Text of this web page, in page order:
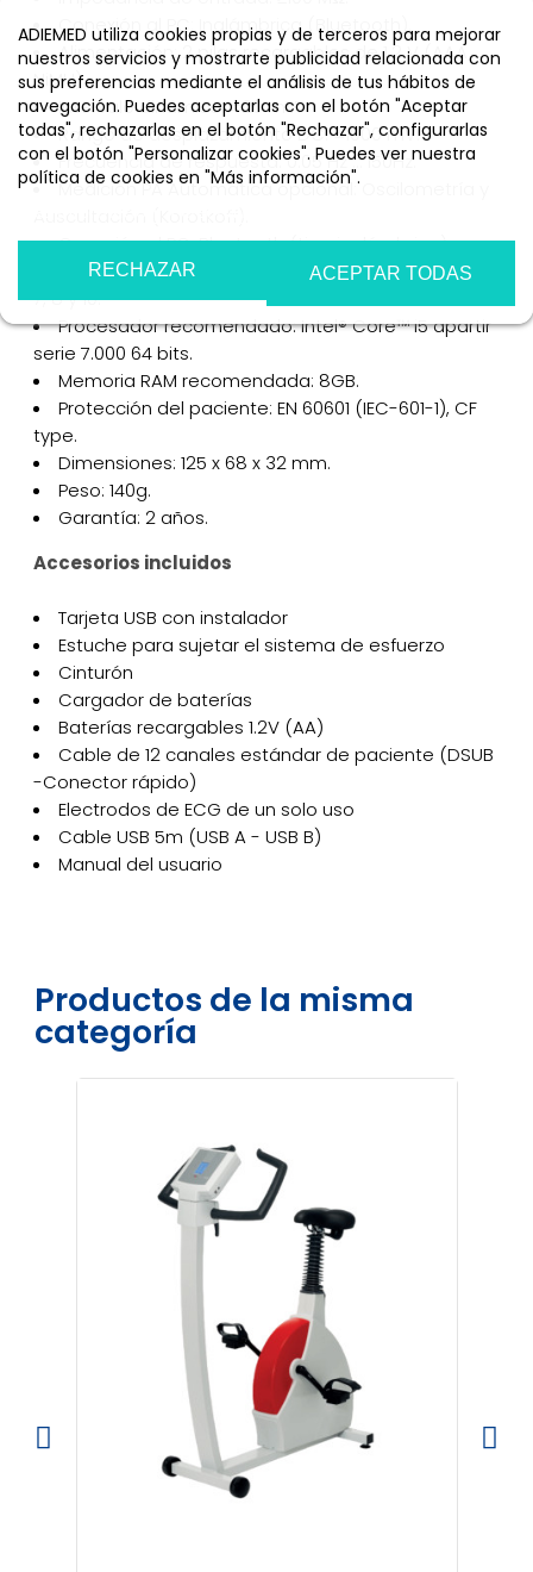
ADIEMED utiliza cookies propias y de terceros para mejorar
nuestros servicios y mostrarte publicidad relacionada con
sus preferencias mediante el análisis de tus hábitos de
navegación. Puedes aceptarlas con el botón "Aceptar
todas", rechazarlas en el botón "Rechazar", configurarlas
con el botón "Personalizar cookies". Puedes ver nuestra
política de cookies en "Más información".
RECHAZAR ACEPTAR TODAS
Conexión al PC: Inalámbrica (Bluetooth).
Alimentación: 2 pilas recargables de 1.2 V (AAA
NiMH).
Intervalo dinámico: ±20 mV.
Rango de desplazamiento DC: ±1000 mV.
Frecuencia de respuesta: 0.05 Hz … 150Hz.
Medición PA Automática opcional: Oscilometría y
Conexión al PC: Bluetooth (tipo inalámbrico).
Sistemas Operativos soportados: Windows Vista,
7, 8 y 10.
Procesador recomendado: Intel® Core™ i5 apartir
serie 7.000 64 bits.
Memoria RAM recomendada: 8GB.
Protección del paciente: EN 60601 (IEC-601-1), CF
type.
Dimensiones: 125 x 68 x 32 mm.
Peso: 140g.
Garantía: 2 años.
Accesorios incluidos
Tarjeta USB con instalador
Estuche para sujetar el sistema de esfuerzo
Cinturón
Cargador de baterías
Baterías recargables 1.2V (AA)
Cable de 12 canales estándar de paciente (DSUB
-Conector rápido)
Electrodos de ECG de un solo uso
Cable USB 5m (USB A - USB B)
Manual del usuario
Productos de la misma
categoría